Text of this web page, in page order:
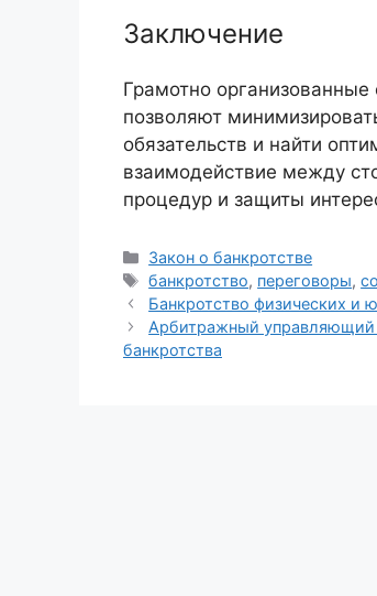
Заключение
Грамотно
позволяют
обязательств и найти
взаимодействие между
процедур и защиты
Рубрики
Закон о банкротстве
Метки
банкротство, переговоры,
Банкротство физических
Арбитражный
банкротства